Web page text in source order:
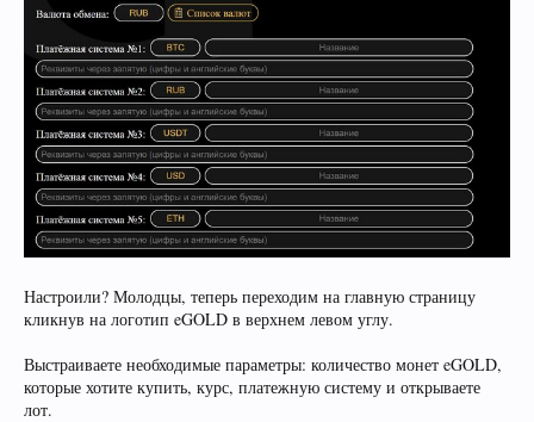
Настроили? Молодцы, теперь переходим на главную страницу
кликнув на логотип eGOLD в верхнем левом углу.
Выстраиваете необходимые параметры: количество монет eGOLD,
которые хотите купить, курс, платежную систему и открываете
лот.